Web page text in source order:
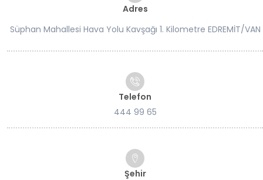
Adres
Süphan Mahallesi Hava Yolu Kavşağı 1. Kilometre EDREMİT/VAN
Telefon
444 99 65
Şehir